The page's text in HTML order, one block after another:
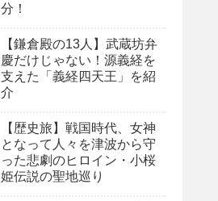
分！
【鎌倉殿の13人】武蔵坊弁
慶だけじゃない！源義経を
支えた「義経四天王」を紹
介
【歴史旅】戦国時代、女神
となって人々を津波から守
った悲劇のヒロイン・小桜
姫伝説の聖地巡り